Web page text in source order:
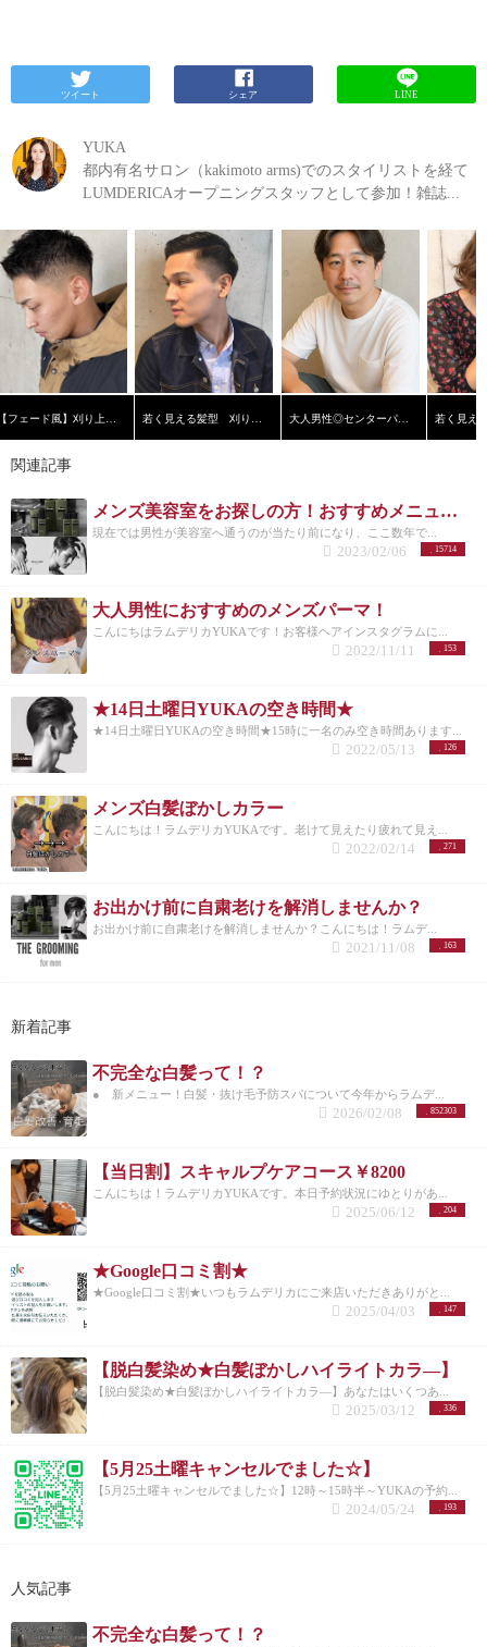
ツイート シェア LINE
YUKA
都内有名サロン（kakimoto arms)でのスタイリストを経て
LUMDERICAオープニングスタッフとして参加！雑誌...
大人男性◎センターパート
関連記事
メンズ美容室をお探しの方！おすすめメニューまとめ
現在では男性が美容室へ通うのが当たり前になり、ここ数年で...
15714
2023/02/06
大人男性におすすめのメンズパーマ！
こんにちはラムデリカYUKAです！お客様ヘアインスタグラムに...
153
2022/11/11
★14日土曜日YUKAの空き時間★
★14日土曜日YUKAの空き時間★15時に一名のみ空き時間あります...
126
2022/05/13
メンズ白髪ぼかしカラー
こんにちは！ラムデリカYUKAです。老けて見えたり疲れて見え...
271
2022/02/14
お出かけ前に自粛老けを解消しませんか？
お出かけ前に自粛老けを解消しませんか？こんにちは！ラムデ...
163
2021/11/08
新着記事
不完全な白髪って！？
● 新メニュー！白髪・抜け毛予防スパについて今年からラムデ...
852303
2026/02/08
【当日割】スキャルプケアコース￥8200
こんにちは！ラムデリカYUKAです。本日予約状況にゆとりがあ...
204
2025/06/12
★Google口コミ割★
★Google口コミ割★いつもラムデリカにご来店いただきありがと...
147
2025/04/03
【脱白髪染め★白髪ぼかしハイライトカラ―】
【脱白髪染め★白髪ぼかしハイライトカラ―】あなたはいくつあ...
336
2025/03/12
【5月25土曜キャンセルでました☆】
【5月25土曜キャンセルでました☆】12時～15時半～YUKAの予約...
193
2024/05/24
人気記事
不完全な白髪って！？